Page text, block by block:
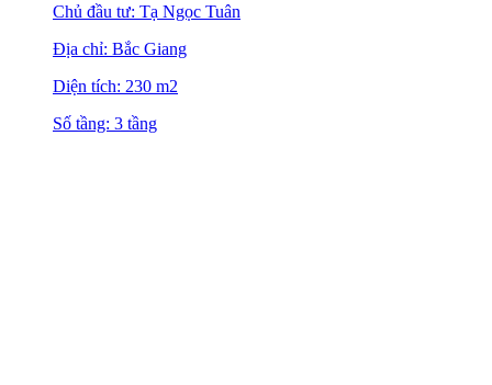
Chủ đầu tư: Tạ Ngọc Tuân
Địa chỉ: Bắc Giang
Diện tích: 230 m2
Số tầng: 3 tầng